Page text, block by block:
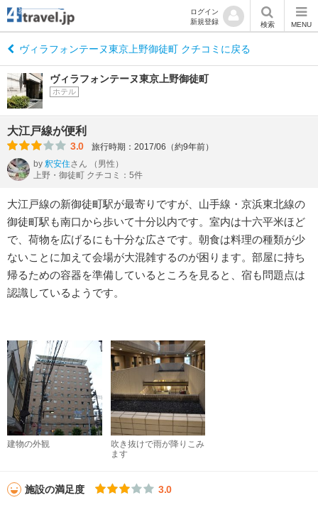
ログイン
新規登録
検索 MENU
ヴィラフォンテーヌ東京上野御徒町 クチコミに戻る
ヴィラフォンテーヌ東京上野御徒町
ホテル
大江戸線が便利
3.0
旅行時期：2017/06（約9年前）
by 釈安住さん
（男性）
上野・御徒町 クチコミ：5件
大江戸線の新御徒町駅が最寄りですが、山手線・京浜東北線の
御徒町駅も南口から歩いて十分以内です。室内は十六平米ほど
で、荷物を広げるにも十分な広さです。朝食は料理の種類が少
ないことに加えて会場が大混雑するのが困ります。部屋に持ち
帰るための容器を準備しているところを見ると、宿も問題点は
認識しているようです。
建物の外観
吹き抜けで雨が降りこみ
ます
施設の満足度 3.0